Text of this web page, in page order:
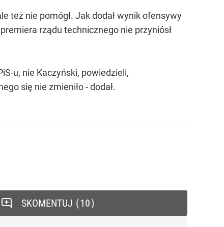
też nie pomógł. Jak dodał wynik ofensywy
rządu technicznego nie przyniósł
u, nie Kaczyński, powiedzieli,
się nie zmieniło - dodał.
SKOMENTUJ 10